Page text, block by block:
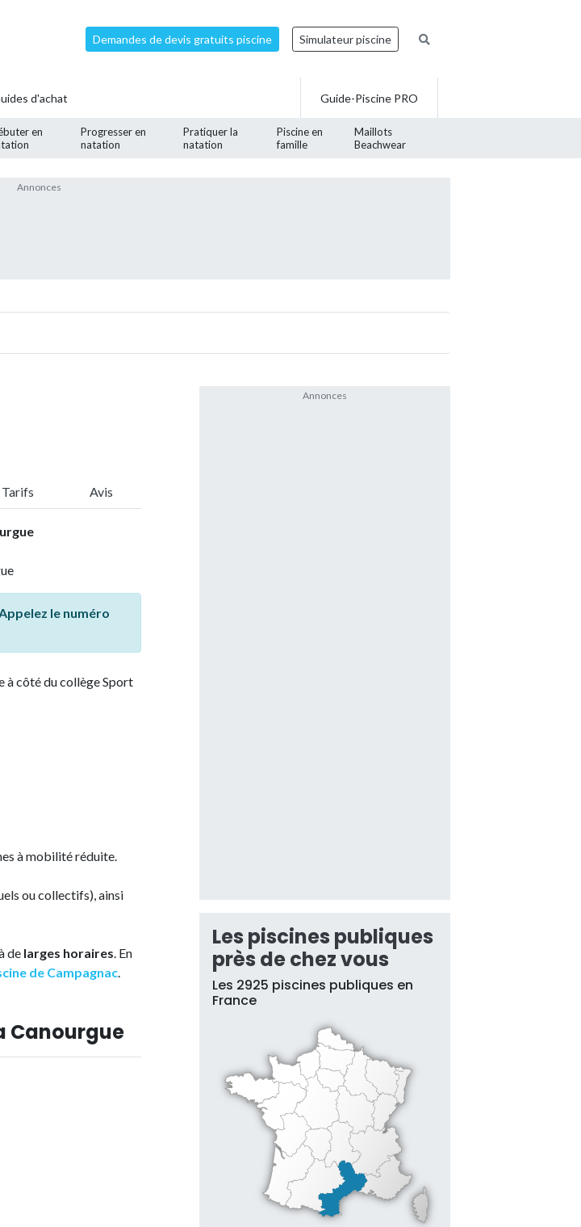
Demandes de devis gratuits piscine Simulateur piscine
en
Progresser en
natation
Pratiquer la
natation
Piscine en
famille
Maillots
Beachwear
d'achat Guide-Piscine PRO
Tarifs Avis
le numéro
à côté du collège Sport
à mobilité réduite.
ou collectifs), ainsi
de larges horaires. En
de Campagnac.
Canourgue
Les piscines publiques
près de chez vous
Les 2925 piscines publiques en
France